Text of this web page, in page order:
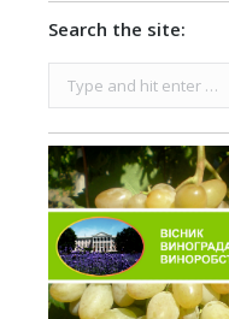
Search the site:
Search: